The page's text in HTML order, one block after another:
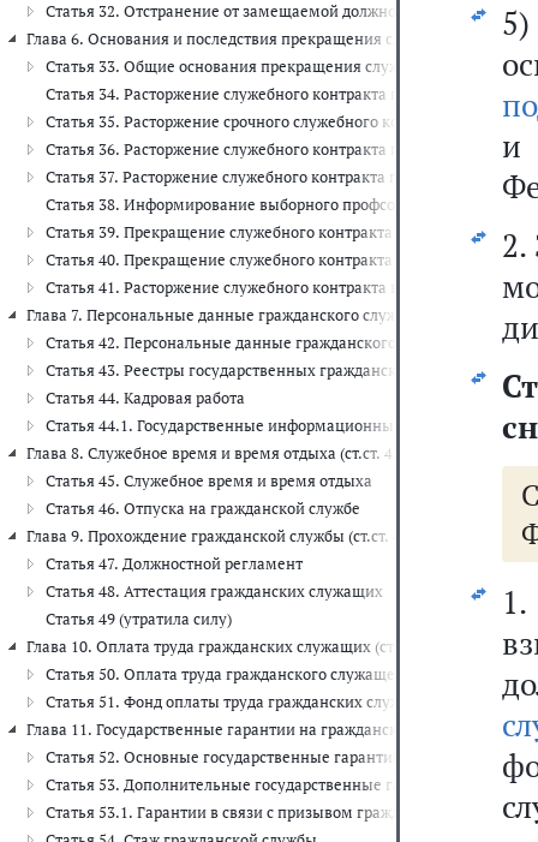
Статья 32. Отстранение от замещаемой должности гражданской
Глава 6. Основания и последствия прекращения служебного
Статья 33. Общие основания прекращения служебного
Статья 34. Расторжение служебного контракта по соглашению
Статья 35. Расторжение срочного служебного контракта
Статья 36. Расторжение служебного контракта по инициативе
Статья 37. Расторжение служебного контракта по инициативе
Статья 38. Информирование выборного профсоюзного органа при
Статья 39. Прекращение служебного контракта по
Статья 40. Прекращение служебного контракта вследствие
Статья 41. Расторжение служебного контракта в связи с
Глава 7. Персональные данные гражданского служащего. Кадровая
Статья 42. Персональные данные гражданского служащего и
Статья 43. Реестры государственных гражданских служащих
Статья 44. Кадровая работа
Статья 44.1. Государственные информационные системы,
Глава 8. Служебное время и время отдыха (ст.ст. 45 - 46)
Статья 45. Служебное время и время отдыха
Статья 46. Отпуска на гражданской службе
Глава 9. Прохождение гражданской службы (ст.ст. 47 - 49)
Статья 47. Должностной регламент
Статья 48. Аттестация гражданских служащих
Статья 49 (утратила силу)
Глава 10. Оплата труда гражданских служащих (ст.ст. 50 - 51)
Статья 50. Оплата труда гражданского служащего
Статья 51. Фонд оплаты труда гражданских служащих и
Глава 11. Государственные гарантии на гражданской службе (ст.ст.
Статья 52. Основные государственные гарантии гражданских
Статья 53. Дополнительные государственные гарантии
Статья 53.1. Гарантии в связи с призывом гражданских
2.